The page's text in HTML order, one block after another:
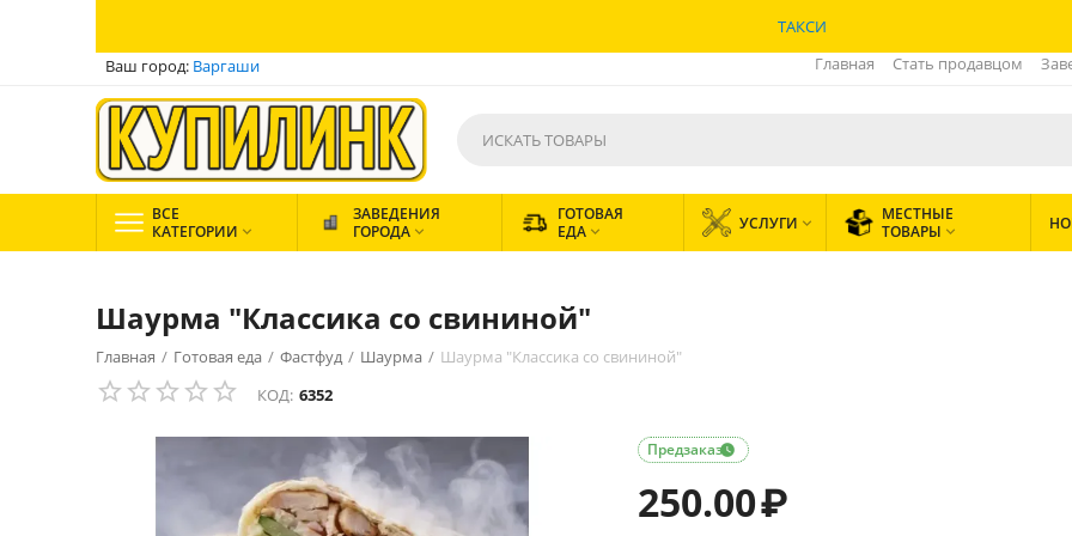
ТАКСИ
Ваш город: Варгаши Главная Стать продавцом
ВСЕ
КАТЕГОРИИ 
ЗАВЕДЕНИЯ
ГОРОДА 
ГОТОВАЯ
ЕДА  УСЛУГИ 
МЕСТНЫЕ
ТОВАРЫ 
Шаурма "Классика со свининой"
Главная / Готовая еда / Фастфуд / Шаурма / Шаурма "Классика со свининой"
КОД: 6352

Предзаказ
250.00₽